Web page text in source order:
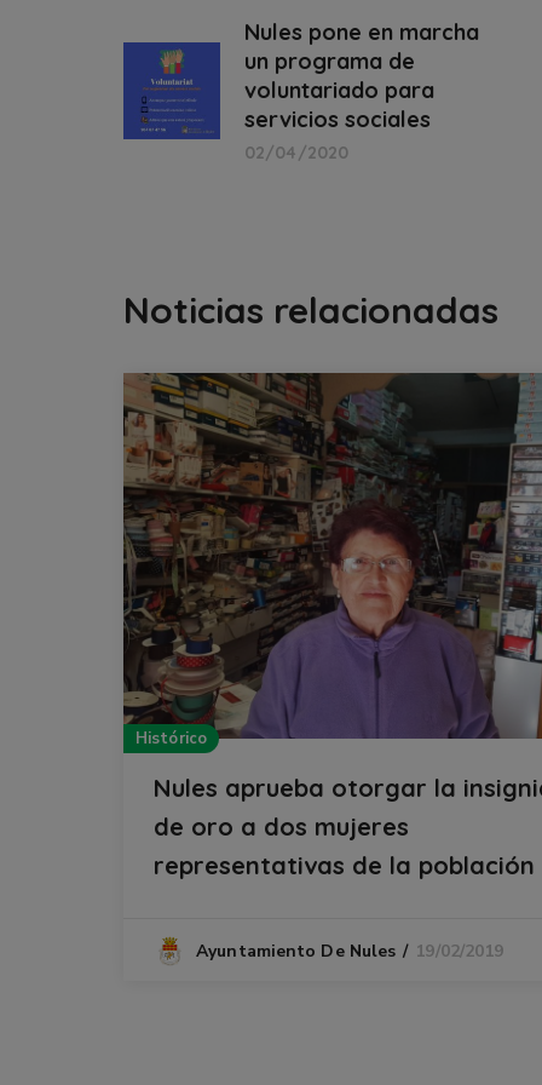
Nules pone en marcha
un programa de
voluntariado para
servicios sociales
02/04/2020
Noticias relacionadas
Histórico
Nules aprueba otorgar la
de oro a dos mujeres
representativas de la población
Ayuntamiento De Nules 19/02/2019